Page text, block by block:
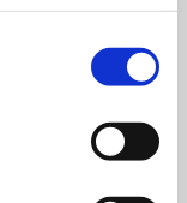
enfin clairs
vos droits et